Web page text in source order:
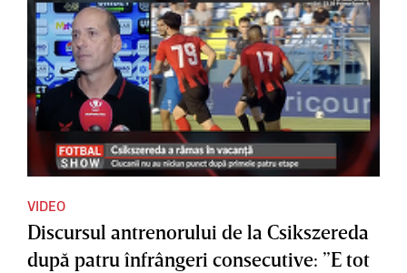
VIDEO
Discursul antrenorului de la Csikszereda
după patru înfrângeri consecutive: ”E tot